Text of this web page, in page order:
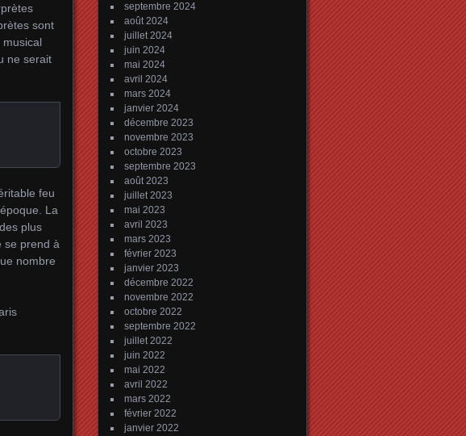
sont
musical
ne serait
feu
La
plus
se prend à
nombre
septembre 2024
août 2024
juillet 2024
juin 2024
mai 2024
avril 2024
mars 2024
janvier 2024
décembre 2023
novembre 2023
octobre 2023
septembre 2023
août 2023
juillet 2023
mai 2023
avril 2023
mars 2023
février 2023
janvier 2023
décembre 2022
novembre 2022
octobre 2022
septembre 2022
juillet 2022
juin 2022
mai 2022
avril 2022
mars 2022
février 2022
janvier 2022